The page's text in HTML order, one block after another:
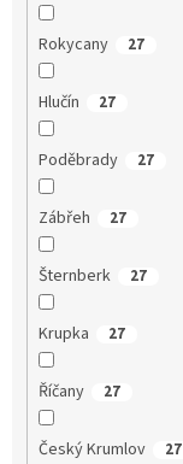
Rokycany 27
Hlučín 27
Poděbrady 27
Zábřeh 27
Šternberk 27
Krupka 27
Říčany 27
Český Krumlov 27